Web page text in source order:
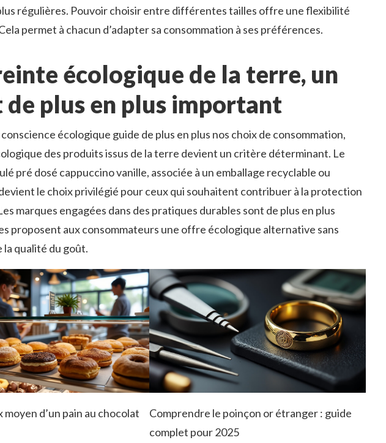
régulières. Pouvoir choisir entre différentes tailles offre une flexibilité
permet à chacun d’adapter sa consommation à ses préférences.
écologique de la terre, un
de plus en plus important
conscience écologique guide de plus en plus nos choix de consommation,
des produits issus de la terre devient un critère déterminant. Le
pré dosé cappuccino vanille, associée à un emballage recyclable ou
le choix privilégié pour ceux qui souhaitent contribuer à la protection
marques engagées dans des pratiques durables sont de plus en plus
proposent aux consommateurs une offre écologique alternative sans
qualité du goût.
moyen d’un pain au chocolat
Comprendre le poinçon or étranger : guide
complet pour 2025